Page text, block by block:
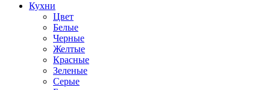
Кухни
Цвет
Белые
Черные
Желтые
Красные
Зеленые
Серые